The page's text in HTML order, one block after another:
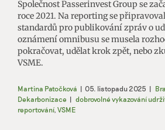
Společnost Passerinvest Group se
roce 2021. Na reporting se
standardů pro publikování zpráv o
oznámení omnibusu se musela
pokračovat, udělat krok zpět, nebo
VSME.
Martina Patočková | 05. listopadu 2025 |
Dekarbonizace | dobrovolné vykazování
reportování, VSME